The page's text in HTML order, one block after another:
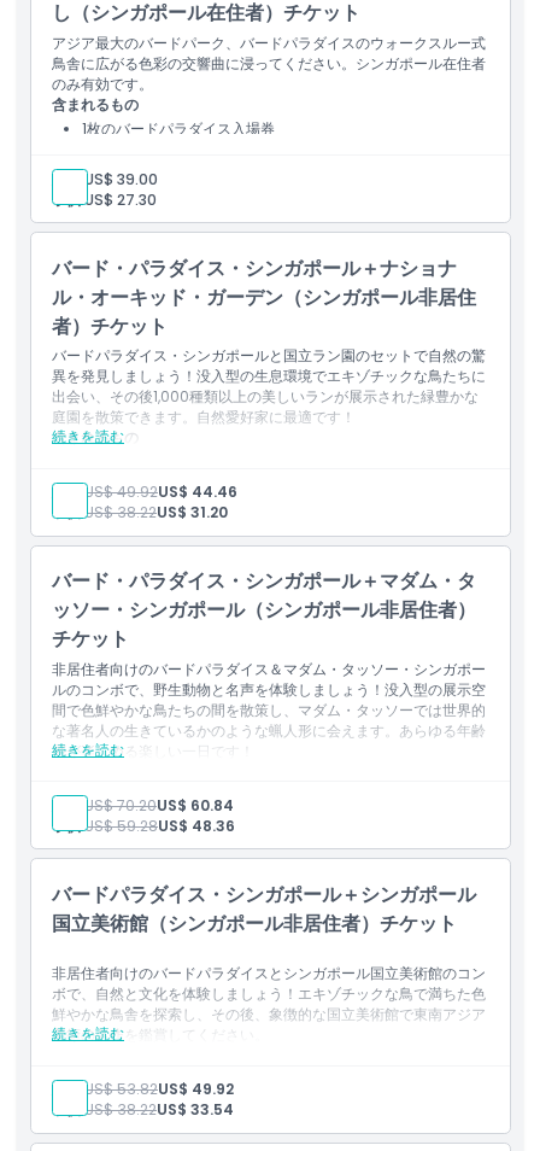
除外事項
追加アドオン
注意事項
場所
行き方
キャンセルポリシー
し（シンガポール在住者）チケット
アジア最大のバードパーク、バードパラダイスのウォークスルー式
鳥舎に広がる色彩の交響曲に浸ってください。シンガポール在住者
のみ有効です。
含まれるもの
1枚のバードパラダイス入場券
大人: US$ 39.00
子供:US$ 27.30
バード・パラダイス・シンガポール＋ナショナ
ル・オーキッド・ガーデン（シンガポール非居住
者）チケット
バードパラダイス・シンガポールと国立ラン園のセットで自然の驚
異を発見しましょう！没入型の生息環境でエキゾチックな鳥たちに
出会い、その後1,000種類以上の美しいランが展示された緑豊かな
庭園を散策できます。自然愛好家に最適です！
続きを読む
含まれるもの
ードパラダイスへの入場
1,000以上の蘭の種と交配種が見られる国立蘭園への入場
野生動物と植物の美しさが融合した自然あふれる体験
大人: US$ 49.92US$ 44.46
子供: US$ 38.22US$ 31.20
バード・パラダイス・シンガポール＋マダム・タ
ッソー・シンガポール（シンガポール非居住者）
チケット
非居住者向けのバードパラダイス＆マダム・タッソー・シンガポー
ルのコンボで、野生動物と名声を体験しましょう！没入型の展示空
間で色鮮やかな鳥たちの間を散策し、マダム・タッソーでは世界的
な著名人の生きているかのような蝋人形に会えます。あらゆる年齢
層が楽しめる楽しい一日です！
続きを読む
シンガポール・バードパラダイスへの入場（テーマ別のウォー
クスルー型鳥類展示へのアクセスを含む）
マダム・タッソー・シンガポールへの入場（蝋人形、ボートラ
イドおよび4D体験を含む）
大人: US$ 70.20US$ 60.84
子供:US$ 59.28US$ 48.36
バードパラダイス・シンガポール＋シンガポール
国立美術館（シンガポール非居住者）チケット
非居住者向けのバードパラダイスとシンガポール国立美術館のコン
ボで、自然と文化を体験しましょう！エキゾチックな鳥で満ちた色
鮮やかな鳥舎を探索し、その後、象徴的な国立美術館で東南アジア
美術の名作を鑑賞してください。
続きを読む
バードパラダイス・シンガポールへの入場（没入型のウォーク
イン式鳥類展示へのアクセスを含む）
東南アジアおよびシンガポールの美術を展示するシンガポール
国立ギャラリーへの入場
大人: US$ 53.82US$ 49.92
子供: US$ 38.22US$ 33.54